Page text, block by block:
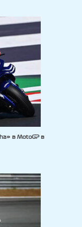
в MotoGP в